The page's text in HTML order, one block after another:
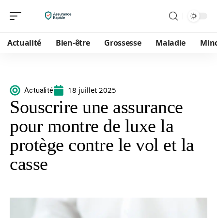
Actualité Bien-être Grossesse Maladie
Actualité 18 juillet 2025
Souscrire une assurance
pour montre de luxe la
protège contre le vol et la
casse